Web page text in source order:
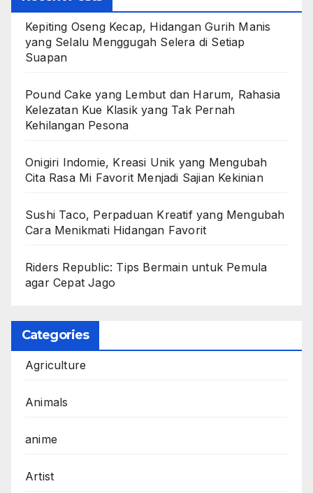
Kepiting Oseng Kecap, Hidangan Gurih Manis
yang Selalu Menggugah Selera di Setiap
Suapan
Pound Cake yang Lembut dan Harum, Rahasia
Kelezatan Kue Klasik yang Tak Pernah
Kehilangan Pesona
Onigiri Indomie, Kreasi Unik yang Mengubah
Cita Rasa Mi Favorit Menjadi Sajian Kekinian
Sushi Taco, Perpaduan Kreatif yang Mengubah
Cara Menikmati Hidangan Favorit
Riders Republic: Tips Bermain untuk Pemula
agar Cepat Jago
Categories
Agriculture
Animals
anime
Artist